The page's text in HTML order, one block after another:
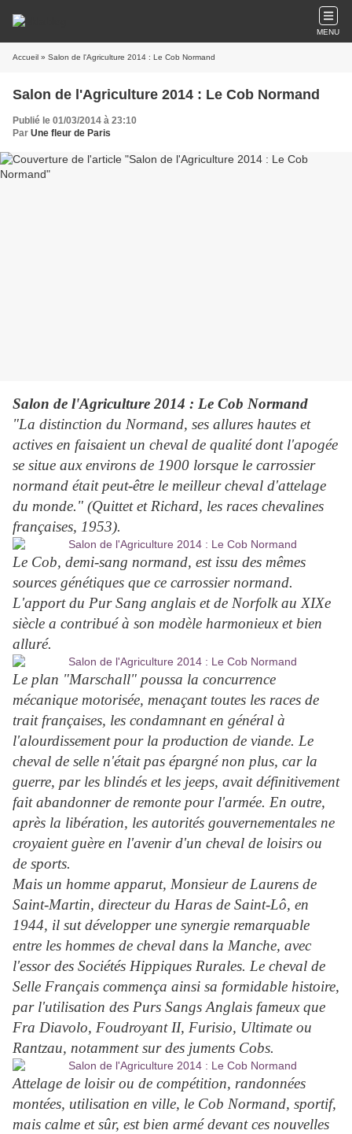
MENU
Accueil » Salon de l'Agriculture 2014 : Le Cob Normand
Salon de l'Agriculture 2014 : Le Cob Normand
Publié le 01/03/2014 à 23:10
Par Une fleur de Paris
Salon de l'Agriculture 2014 : Le Cob Normand
"La distinction du Normand, ses allures hautes et
actives en faisaient un cheval de qualité dont l'apogée
se situe aux environs de 1900 lorsque le carrossier
normand était peut-être le meilleur cheval d'attelage
du monde." (Quittet et Richard, les races chevalines
françaises, 1953).
Le Cob, demi-sang normand, est issu des mêmes
sources génétiques que ce carrossier normand.
L'apport du Pur Sang anglais et de Norfolk au XIXe
siècle a contribué à son modèle harmonieux et bien
alluré.
Le plan "Marschall" poussa la concurrence
mécanique motorisée, menaçant toutes les races de
trait françaises, les condamnant en général à
l'alourdissement pour la production de viande. Le
cheval de selle n'était pas épargné non plus, car la
guerre, par les blindés et les jeeps, avait définitivement
fait abandonner de remonte pour l'armée. En outre,
après la libération, les autorités gouvernementales ne
croyaient guère en l'avenir d'un cheval de loisirs ou
de sports.
Mais un homme apparut, Monsieur de Laurens de
Saint-Martin, directeur du Haras de Saint-Lô, en
1944, il sut développer une synergie remarquable
entre les hommes de cheval dans la Manche, avec
l'essor des Sociétés Hippiques Rurales. Le cheval de
Selle Français commença ainsi sa formidable histoire,
par l'utilisation des Purs Sangs Anglais fameux que
Fra Diavolo, Foudroyant II, Furisio, Ultimate ou
Rantzau, notamment sur des juments Cobs.
Attelage de loisir ou de compétition, randonnées
montées, utilisation en ville, le Cob Normand, sportif,
mais calme et sûr, est bien armé devant ces nouvelles